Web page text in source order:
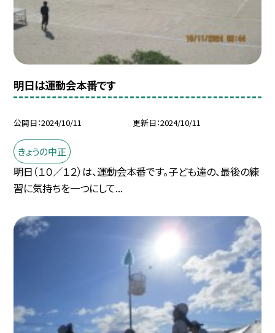
明日は運動会本番です
公開日 2024/10/11 更新日 2024/10/11
きょうの中正
明日（１０／１２）は、運動会本番です。子ども達の、最後の練
習に気持ちを一つにして...